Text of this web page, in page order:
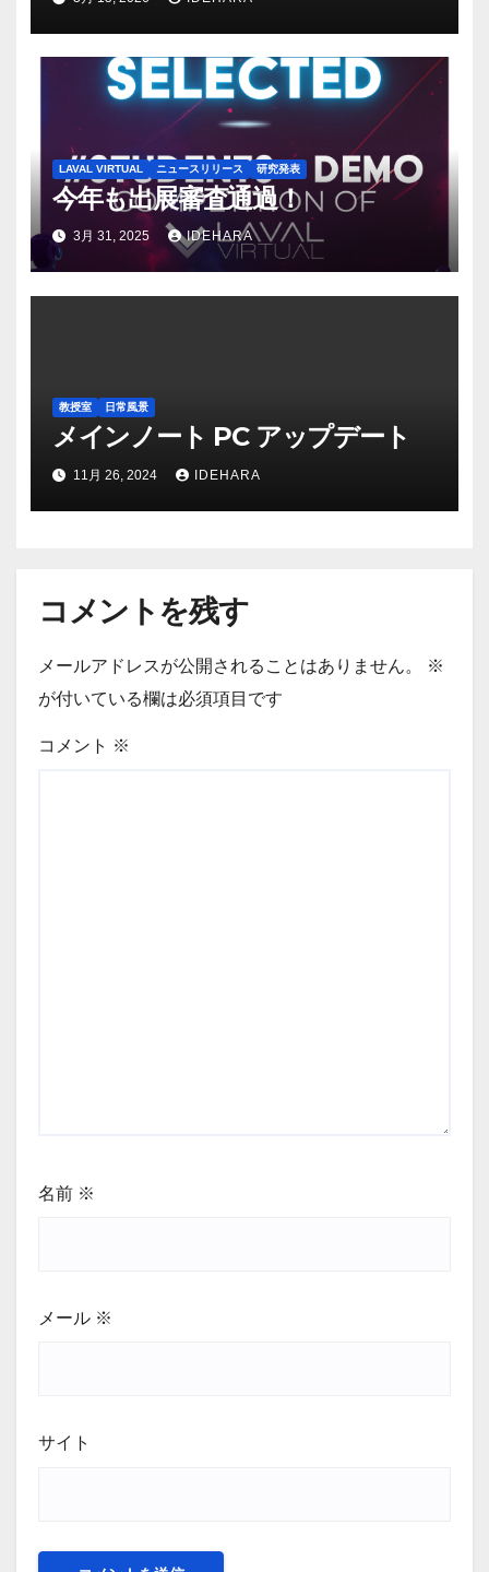
Discord 上の記録から一部抜粋・
修正）
LAVAL VIRTUAL ニュースリリース 研究発表
今年も出展審査通過！
3月 31, 2025 IDEHARA
教授室 日常風景
メインノート PC アップデート
11月 26, 2024 IDEHARA
コメントを残す
メールアドレスが公開されることはありません。
※
が付いている欄は必須項目です
コメント ※
名前 ※
メール ※
サイト